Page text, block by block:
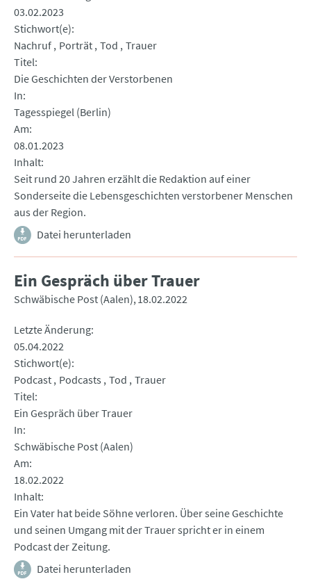
03.02.2023
Stichwort(e)
Nachruf Porträt Tod Trauer
Titel
Die Geschichten der Verstorbenen
In
Tagesspiegel (Berlin)
Am
08.01.2023
Inhalt
Seit rund 20 Jahren erzählt die Redaktion auf einer
Sonderseite die Lebensgeschichten verstorbener Menschen
aus der Region.
Datei herunterladen
Ein Gespräch über Trauer
Schwäbische Post (Aalen) 18.02.2022
Letzte Änderung
05.04.2022
Stichwort(e)
Podcast Podcasts Tod Trauer
Titel
Ein Gespräch über Trauer
In
Schwäbische Post (Aalen)
Am
18.02.2022
Inhalt
Ein Vater hat beide Söhne verloren. Über seine Geschichte
und seinen Umgang mit der Trauer spricht er in einem
Podcast der Zeitung.
Datei herunterladen